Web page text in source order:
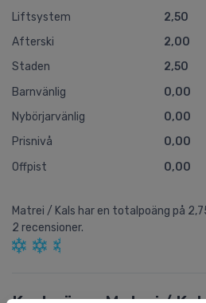
Liftsystem
2,50
Afterski
2,00
Staden
2,50
Barnvänlig
0,00
Nybörjarvänlig
0,00
Prisnivå
0,00
Offpist
0,00
Matrei / Kals har en totalpoäng på
2 recensioner.